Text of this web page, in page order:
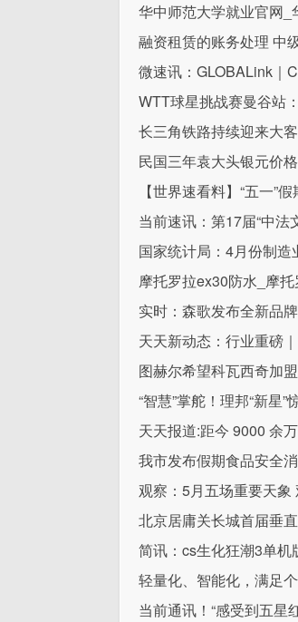
华中师范大学就业官网_
融资租赁的账务处理 中
微速讯：GLOBALink｜
WTT球星挑战赛曼谷站
长三角铁路持续迎来大
民国三年袁大头银元价
【世界速看料】“五一”
当前速讯：第17届“中法
国家统计局：4月份制
摩托罗拉ex30防水_摩
实时：森歌发布全新品
天天新动态：行业重磅
图赫尔希望科瓦西奇加
“智慧”掌舵！理邦“新星
天天报道:距今 9000 余
我市发布假期食品安全
观察：5月五场重要天象
北京居庸关长城首届垂
简讯：cs生化狂潮3单机
轻量化、智能化，满足
当前通讯！“感受到五星